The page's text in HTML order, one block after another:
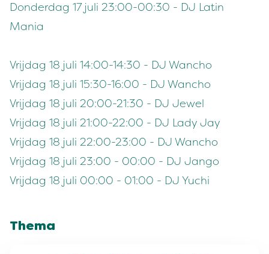
Donderdag 17 juli 23:00-00:30 - DJ Latin
Mania
Vrijdag 18 juli 14:00-14:30 - DJ Wancho
Vrijdag 18 juli 15:30-16:00 - DJ Wancho
Vrijdag 18 juli 20:00-21:30 - DJ Jewel
Vrijdag 18 juli 21:00-22:00 - DJ Lady Jay
Vrijdag 18 juli 22:00-23:00 - DJ Wancho
Vrijdag 18 juli 23:00 - 00:00 - DJ Jango
Vrijdag 18 juli 00:00 - 01:00 - DJ Yuchi
Thema